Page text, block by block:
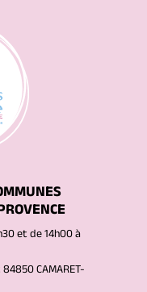
et de 14h00 à
CAMARET-